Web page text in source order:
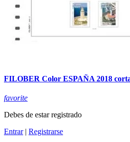
FILOBER Color ESPAÑA 2018
favorite
Debes de estar registrado
Entrar| Registrarse